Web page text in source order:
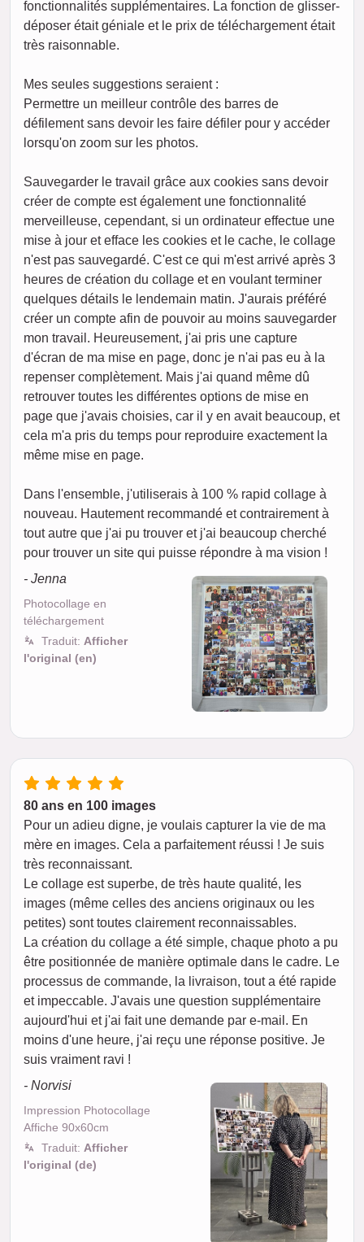
fonctionnalités supplémentaires. La fonction de glisser-
déposer était géniale et le prix de téléchargement était
très raisonnable.
Mes seules suggestions seraient :
Permettre un meilleur contrôle des barres de
défilement sans devoir les faire défiler pour y accéder
lorsqu'on zoom sur les photos.
Sauvegarder le travail grâce aux cookies sans devoir
créer de compte est également une fonctionnalité
merveilleuse, cependant, si un ordinateur effectue une
mise à jour et efface les cookies et le cache, le collage
n'est pas sauvegardé. C'est ce qui m'est arrivé après 3
heures de création du collage et en voulant terminer
quelques détails le lendemain matin. J'aurais préféré
créer un compte afin de pouvoir au moins sauvegarder
mon travail. Heureusement, j'ai pris une capture
d'écran de ma mise en page, donc je n'ai pas eu à la
repenser complètement. Mais j'ai quand même dû
retrouver toutes les différentes options de mise en
page que j'avais choisies, car il y en avait beaucoup, et
cela m'a pris du temps pour reproduire exactement la
même mise en page.
Dans l'ensemble, j'utiliserais à 100 % rapid collage à
nouveau. Hautement recommandé et contrairement à
tout autre que j'ai pu trouver et j'ai beaucoup cherché
pour trouver un site qui puisse répondre à ma vision !
- Jenna
Photocollage en
téléchargement
Traduit: Afficher
l'original (en)
80 ans en 100 images
Pour un adieu digne, je voulais capturer la vie de ma
mère en images. Cela a parfaitement réussi ! Je suis
très reconnaissant.
Le collage est superbe, de très haute qualité, les
images (même celles des anciens originaux ou les
petites) sont toutes clairement reconnaissables.
La création du collage a été simple, chaque photo a pu
être positionnée de manière optimale dans le cadre. Le
processus de commande, la livraison, tout a été rapide
et impeccable. J'avais une question supplémentaire
aujourd'hui et j'ai fait une demande par e-mail. En
moins d'une heure, j'ai reçu une réponse positive. Je
suis vraiment ravi !
- Norvisi
Impression Photocollage
Affiche 90x60cm
Traduit: Afficher
l'original (de)